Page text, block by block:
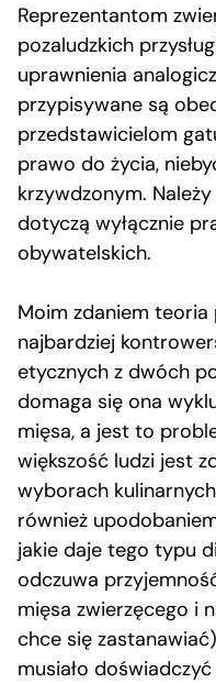
Reprezentantom
pozaludzkich
uprawnienia
przypisywane są
przedstawicielom
prawo do życia,
krzywdzonym.
dotyczą wyłącznie
obywatelskich.
Moim zdaniem
najbardziej
etycznych z dwóch
domaga się ona
mięsa, a jest to
większość ludzi jest
wyborach
również
jakie daje tego typu
odczuwa
mięsa zwierzęcego i
chce się
musiało